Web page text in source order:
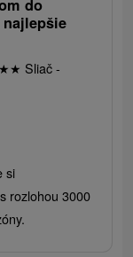
do
★★ Sliač -
si
rozlohou 3000